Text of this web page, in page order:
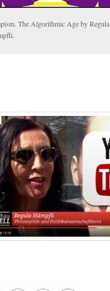
The Algorithmic Age by Regula